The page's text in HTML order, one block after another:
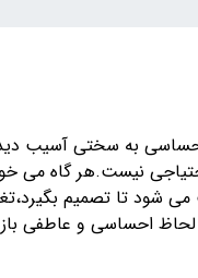
احساسی به سختی آسیب
نیست.هر گاه می
شود تا تصمیم
لحاظ احساسی و عاطفی باز